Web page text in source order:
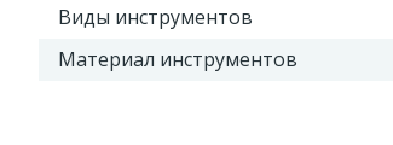
Виды инструментов
Материал инструментов